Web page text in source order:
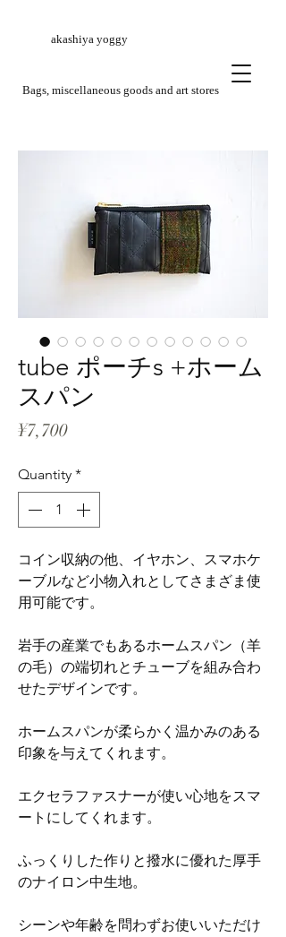
​Bags, miscellaneous goods and art stores
akashiya yoggy
tube ポーチs +ホーム
スパン
¥7,700Price
Quantity *
コイン収納の他、イヤホン、スマホケ
ーブルなど小物入れとしてさまざま使
用可能です。
岩手の産業でもあるホームスパン（羊
の毛）の端切れとチューブを組み合わ
せたデザインです。
ホームスパンが柔らかく温かみのある
印象を与えてくれます。
エクセラファスナーが使い心地をスマ
ートにしてくれます。
ふっくりした作りと撥水に優れた厚手
のナイロン中生地。
シーンや年齢を問わずお使いいただけ